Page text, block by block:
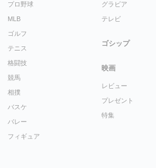
プロ野球
MLB
ゴルフ
テニス
格闘技
競馬
相撲
バスケ
バレー
フィギュア
グラビア
テレビ
ゴシップ
映画
レビュー
プレゼント
特集